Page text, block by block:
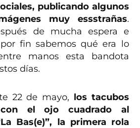
publicando algunos
muy essstrañas.
de mucha espera e
fin sabemos qué era lo
manos esta bandota
días.
22 de mayo, los tacubos
el ojo cuadrado al
Bas(e)”, la primera rola